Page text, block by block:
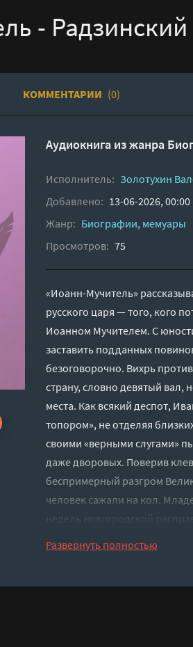
-
КОММЕНТАРИИ (0)
Аудиокнига из жанра
Исполнитель: Золотухин
Добавлено: 13-06-2026, 00:00
Жанр: Биографии, мемуары
Просмотров: 75
«Иоанн-Мучитель»
русского царя — того, кого
Иоанном Мучителем. С
заставить подданных
безоговорочно. Вихрь
страну, словно девятый вал,
места. Как всякий деспот,
топором», не отделяя
своими «верными слугами»
даже дворовых. Поверив
беспримерный разгром
человек сажали на кол.
недель новгородской
Иовы». И сквозь этот ад
«Иоанн Мучитель»,
Развернуть полностью